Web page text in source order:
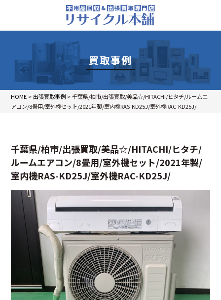
買取事例
HOME > 出張買取事例 >千葉県/柏市/出張買取/美品☆/HITACHI/ヒタチ/ルームエ
アコン/8畳用/室外機セット/2021年製/室内機RAS-KD25J/室外機RAC-KD25J/
千葉県/柏市/出張買取/美品☆/HITACHI/ヒタチ/
ルームエアコン/8畳用/室外機セット/2021年製/
室内機RAS-KD25J/室外機RAC-KD25J/